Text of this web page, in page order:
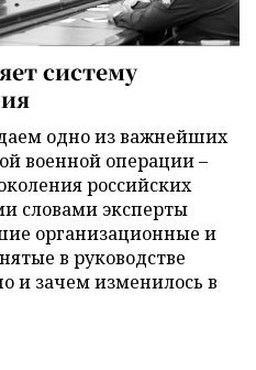
систему
одно из важнейших
военной операции –
российских
словами эксперты
организационные и
в руководстве
и зачем изменилось в